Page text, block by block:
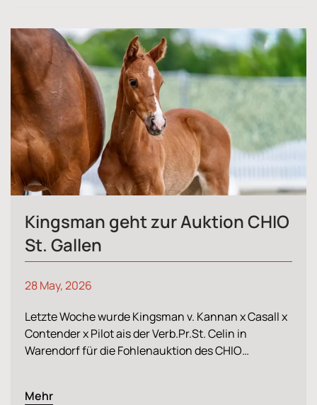
Kingsman geht zur Auktion CHIO
St. Gallen
28 May, 2026
Letzte Woche wurde Kingsman v. Kannan x Casall x
Contender x Pilot ais der Verb.Pr.St. Celin in
Warendorf für die Fohlenauktion des CHIO…
Mehr